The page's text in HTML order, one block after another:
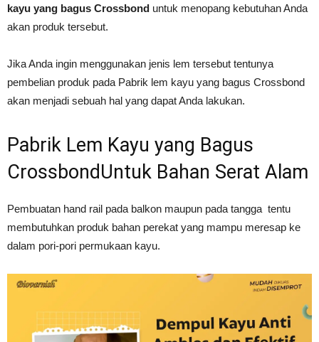
kayu yang bagus Crossbond untuk menopang kebutuhan Anda
akan produk tersebut.
Jika Anda ingin menggunakan jenis lem tersebut tentunya
pembelian produk pada Pabrik lem kayu yang bagus Crossbond
akan menjadi sebuah hal yang dapat Anda lakukan.
Pabrik Lem Kayu yang Bagus
CrossbondUntuk Bahan Serat Alam
Pembuatan hand rail pada balkon maupun pada tangga tentu
membutuhkan produk bahan perekat yang mampu meresap ke
dalam pori-pori permukaan kayu.